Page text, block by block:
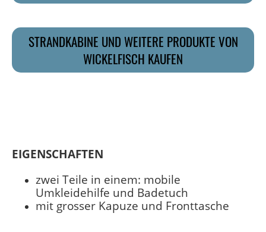
STRANDKABINE UND WEITERE PRODUKTE VON
WICKELFISCH KAUFEN
EIGENSCHAFTEN
zwei Teile in einem: mobile
Umkleidehilfe und Badetuch
mit grosser Kapuze und Fronttasche